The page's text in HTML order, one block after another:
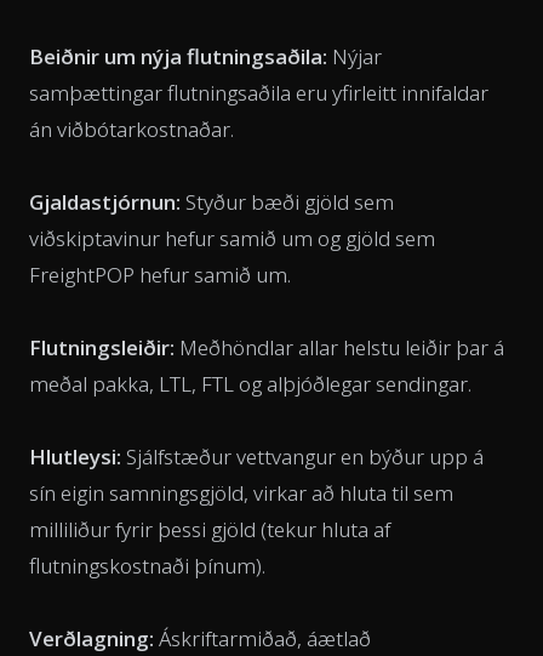
Beiðnir um nýja flutningsaðila: Nýjar
samþættingar flutningsaðila eru yfirleitt innifaldar
án viðbótarkostnaðar.
Gjaldastjórnun: Styður bæði gjöld sem
viðskiptavinur hefur samið um og gjöld sem
FreightPOP hefur samið um.
Flutningsleiðir: Meðhöndlar allar helstu leiðir þar á
meðal pakka, LTL, FTL og alþjóðlegar sendingar.
Hlutleysi: Sjálfstæður vettvangur en býður upp á
sín eigin samningsgjöld, virkar að hluta til sem
milliliður fyrir þessi gjöld (tekur hluta af
flutningskostnaði þínum).
Verðlagning: Áskriftarmiðað, áætlað